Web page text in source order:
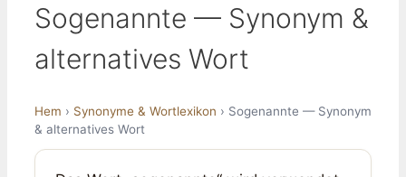
Sogenannte — Synonym &
alternatives Wort
Hem › Synonyme & Wortlexikon › Sogenannte — Synonym
& alternatives Wort